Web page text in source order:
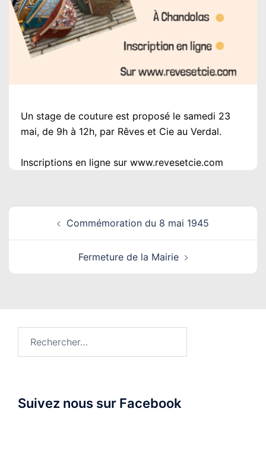
Un stage de couture est proposé le samedi 23
mai, de 9h à 12h, par Rêves et Cie au Verdal.
Inscriptions en ligne sur www.revesetcie.com
Navigation
d’article Commémoration du 8 mai 1945
Fermeture de la Mairie
Suivez nous sur Facebook